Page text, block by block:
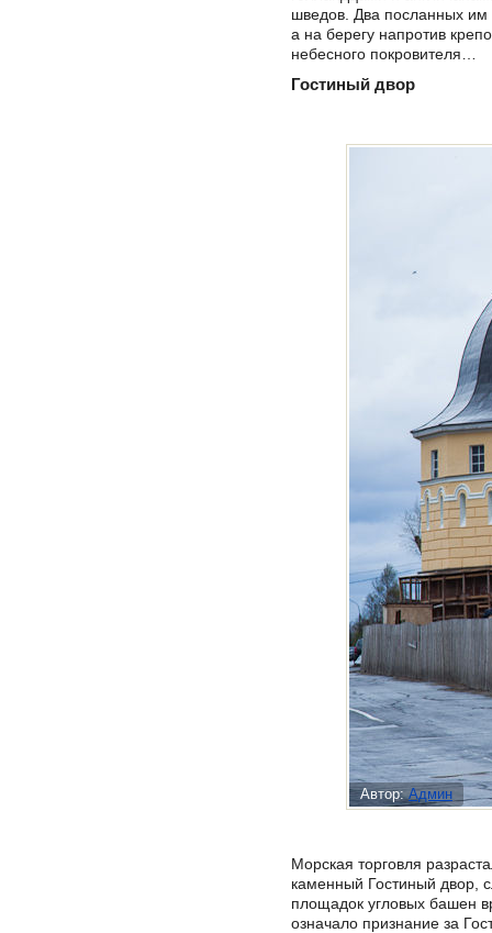
шведов. Два посланных им
а на берегу напротив
небесного покровителя…
Гостиный двор
Автор:Админ
Морская торговля
каменный Гостиный двор,
площадок угловых башен
означало признание за